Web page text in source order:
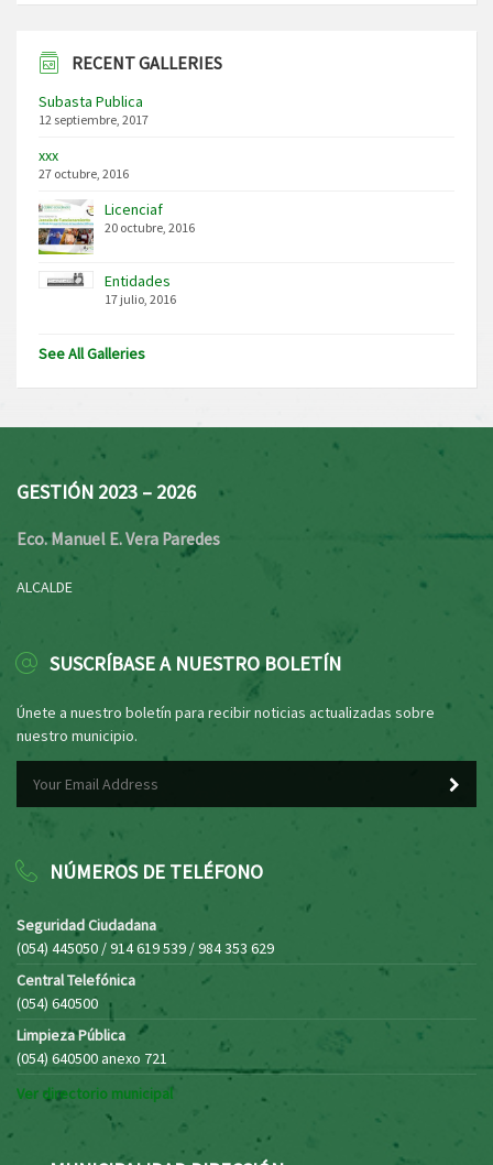
RECENT GALLERIES
Subasta Publica
12 septiembre, 2017
xxx
27 octubre, 2016
Licenciaf
20 octubre, 2016
Entidades
17 julio, 2016
See All Galleries
GESTIÓN 2023 – 2026
Eco. Manuel E. Vera Paredes
ALCALDE
SUSCRÍBASE A NUESTRO BOLETÍN
Únete a nuestro boletín para recibir noticias actualizadas sobre
nuestro municipio.
NÚMEROS DE TELÉFONO
Seguridad Ciudadana
(054) 445050 / 914 619 539 / 984 353 629
Central Telefónica
(054) 640500
Limpieza Pública
(054) 640500 anexo 721
Ver directorio municipal